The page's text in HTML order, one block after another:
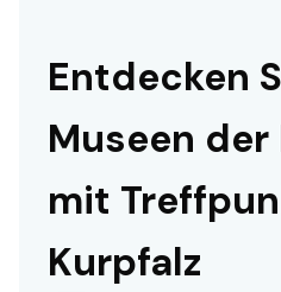
Entdecken
Museen der
mit
Kurpfalz